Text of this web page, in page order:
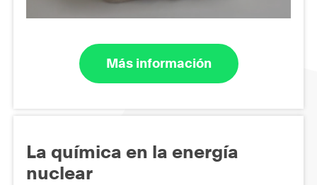
Más información
La química en la energía
nuclear